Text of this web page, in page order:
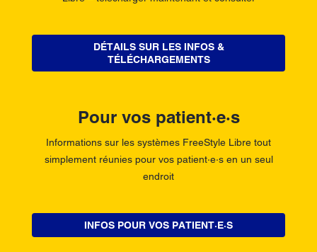
DÉTAILS SUR LES INFOS &
TÉLÉCHARGEMENTS
Pour vos patient·e·s
Informations sur les systèmes FreeStyle Libre tout
simplement réunies pour vos patient·e·s en un seul
endroit
INFOS POUR VOS PATIENT·E·S